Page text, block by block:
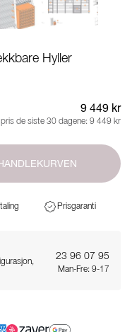
Hyller
9 449 kr
pris de siste 30 dagene: 9 449 kr
Prisgaranti
23 96 07 95
Man-Fre: 9-17